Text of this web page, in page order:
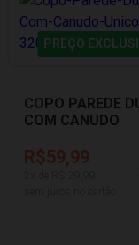
PREÇO
COPO PAREDE
COM CANUDO
BUBA 12088
R$59,99